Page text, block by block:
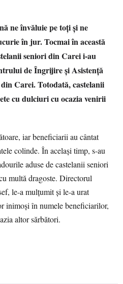
ne învăluie pe toți și ne
în jur. Tocmai în această
seniori din Carei i-au
de Îngrijire și Asistență
Carei. Totodată, castelanii
cu dulciuri cu ocazia venirii
iar beneficiarii au cântat
colinde. În același timp, s-au
aduse de castelanii seniori
multă dragoste. Directorul
le-a mulțumit și le-a urat
inimoși în numele beneficiarilor,
altor sărbători.